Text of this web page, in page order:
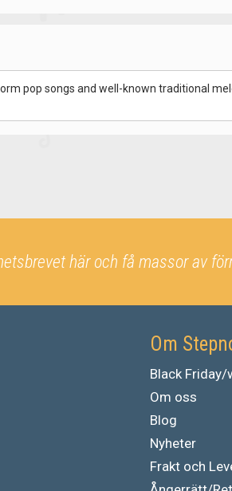
pop songs and well-known traditional
här och få massor av
Om
Black Friday/
Om oss
Blog
Nyheter
Frakt och